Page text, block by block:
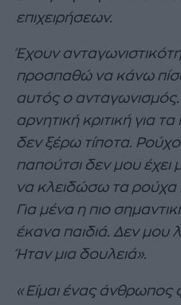
επιχειρήσεων.
Έχουν
προσπαθώ να κάνω
αυτός ο
αρνητική κριτική για
δεν ξέρω τίποτα. Ρούχο
παπούτσι δεν μου έχει
να κλειδώσω τα ρούχα
Για μένα η πιο
έκανα παιδιά. Δεν μου
Ήταν μια δουλειά».
«Είμαι ένας άνθρωπος